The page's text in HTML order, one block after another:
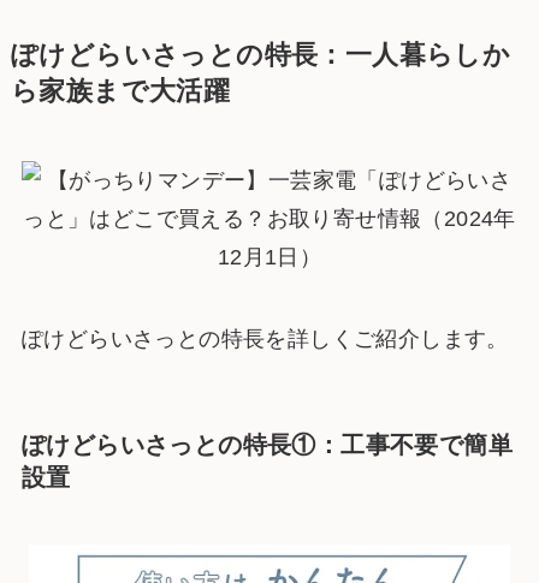
ぽけどらいさっとの特長：一人暮らしか
ら家族まで大活躍
ぽけどらいさっとの特長を詳しくご紹介します。
ぽけどらいさっとの特長①：工事不要で簡単
設置